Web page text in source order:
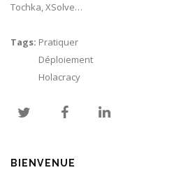
Tochka, XSolve…
Tags: Pratiquer
Déploiement
Holacracy
BIENVENUE